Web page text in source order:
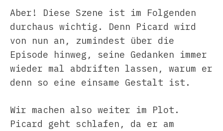
Aber! Diese Szene ist im Folgenden
durchaus wichtig. Denn Picard wird
von nun an, zumindest über die
Episode hinweg, seine Gedanken immer
wieder mal abdriften lassen, warum er
denn so eine einsame Gestalt ist.
Wir machen also weiter im Plot.
Picard geht schlafen, da er am